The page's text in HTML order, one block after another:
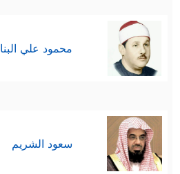
محمود علي البنا
سعود الشريم